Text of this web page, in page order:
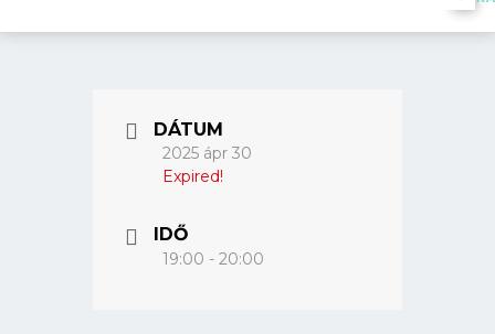
DÁTUM
2025 ápr 30
Expired!
IDŐ
19:00 - 20:00